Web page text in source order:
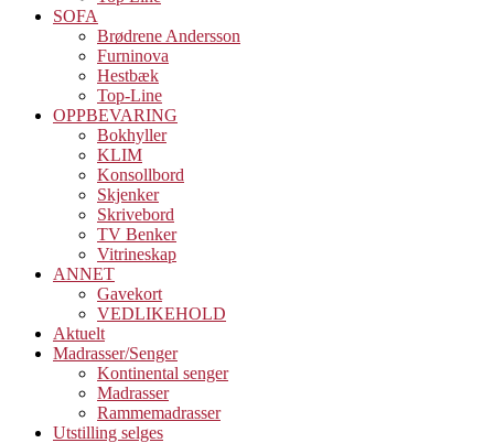
SOFA
Brødrene Andersson
Furninova
Hestbæk
Top-Line
OPPBEVARING
Bokhyller
KLIM
Konsollbord
Skjenker
Skrivebord
TV Benker
Vitrineskap
ANNET
Gavekort
VEDLIKEHOLD
Aktuelt
Madrasser/Senger
Kontinental senger
Madrasser
Rammemadrasser
Utstilling selges